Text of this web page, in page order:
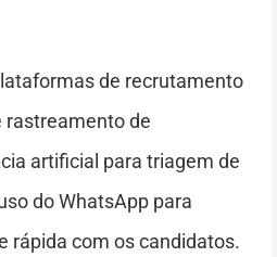
de recrutamento
rastreamento de
artificial para triagem de
do WhatsApp para
rápida com os candidatos.